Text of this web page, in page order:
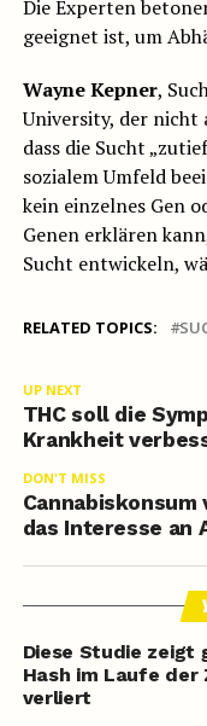
Die Experten
geeignet ist, um
Wayne Kepner,
University, der nicht
dass die Sucht
sozialem Umfeld
kein einzelnes Gen
Genen erklären
Sucht entwickeln,
RELATED TOPICS:
UP NEXT
THC soll die
Krankheit
DON'T MISS
das Interesse an
Diese Studie zeigt
Hash im Laufe
verliert